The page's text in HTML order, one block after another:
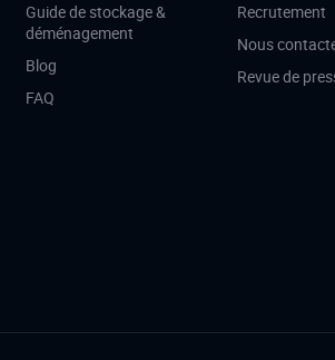
Guide de stockage &
déménagement
Blog
FAQ
Recrutement
Nous
Revue de